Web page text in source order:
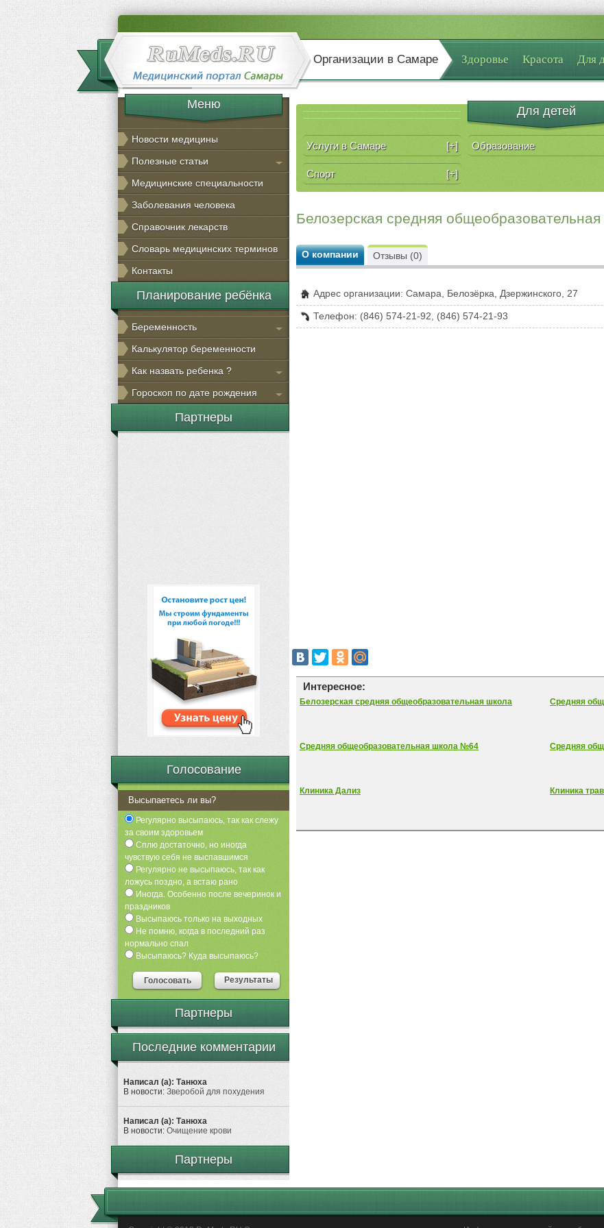
Организации в Самаре Здоровье Красота Для
Меню
Новости медицины
Полезные статьи
Медицинские специальности
Заболевания человека
Справочник лекарств
Словарь медицинских терминов
Контакты
Планирование ребёнка
Беременность
Калькулятор беременности
Как назвать ребенка ?
Гороскоп по дате рождения
Партнеры
Голосование
Высыпаетесь ли вы?
Регулярно высыпаюсь, так как слежу
за своим здоровьем
Сплю достаточно, но иногда
чувствую себя не выспавшимся
Регулярно не высыпаюсь, так как
ложусь поздно, а встаю рано
Иногда. Особенно после вечеринок и
праздников
Высыпаюсь только на выходных
Не помню, когда в последний раз
нормально спал
Высыпаюсь? Куда высыпаюсь?
Голосовать Результаты
Партнеры
Последние комментарии
Написал (а): Танюха
В новости: Зверобой для похудения
Написал (а): Танюха
В новости: Очищение крови
Партнеры
Для детей
Услуги в Самаре [+] Образование
Спорт [+]
Белозерская средняя
О компании
Адрес организации: Самара, Белозёрка, Дзержинского, 27
Телефон: (846) 574-21-92, (846) 574-21-93
Отзывы (0)
Интересное:
Белозерская средняя общеобразовательная школа Средняя
Средняя общеобразовательная школа №64 Средняя
Клиника Дализ Клиника